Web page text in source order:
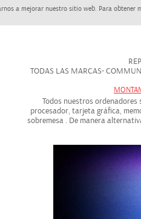
a mejorar nuestro sitio web. Para
TODAS LAS MARCAS-
Todos nuestros ordenadores
procesador, tarjeta gráfica,
sobremesa . De manera